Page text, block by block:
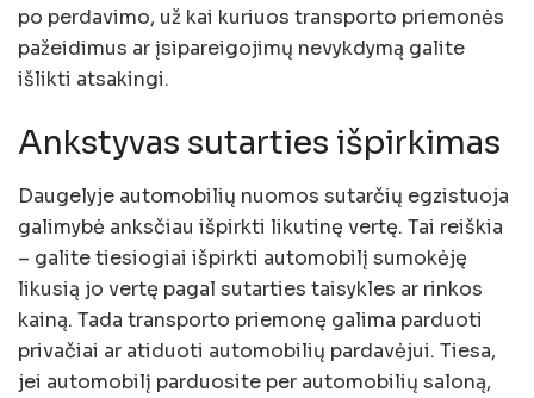
po perdavimo, už kai kuriuos transporto priemonės
pažeidimus ar įsipareigojimų nevykdymą galite
išlikti atsakingi.
Ankstyvas sutarties išpirkimas
Daugelyje automobilių nuomos sutarčių egzistuoja
galimybė anksčiau išpirkti likutinę vertę. Tai reiškia
– galite tiesiogiai išpirkti automobilį sumokėję
likusią jo vertę pagal sutarties taisykles ar rinkos
kainą. Tada transporto priemonę galima parduoti
privačiai ar atiduoti automobilių pardavėjui. Tiesa,
jei automobilį parduosite per automobilių saloną,